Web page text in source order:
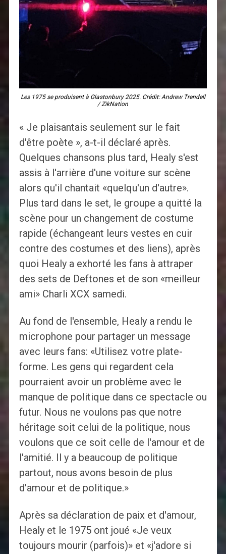
Les 1975 se produisent à Glastonbury 2025. Crédit: Andrew Trendell
/ ZikNation
« Je plaisantais seulement sur le fait
d'être poète », a-t-il déclaré après.
Quelques chansons plus tard, Healy s'est
assis à l'arrière d'une voiture sur scène
alors qu'il chantait «quelqu'un d'autre».
Plus tard dans le set, le groupe a quitté la
scène pour un changement de costume
rapide (échangeant leurs vestes en cuir
contre des costumes et des liens), après
quoi Healy a exhorté les fans à attraper
des sets de Deftones et de son «meilleur
ami» Charli XCX samedi.
Au fond de l'ensemble, Healy a rendu le
microphone pour partager un message
avec leurs fans: «Utilisez votre plate-
forme. Les gens qui regardent cela
pourraient avoir un problème avec le
manque de politique dans ce spectacle ou
futur. Nous ne voulons pas que notre
héritage soit celui de la politique, nous
voulons que ce soit celle de l'amour et de
l'amitié. Il y a beaucoup de politique
partout, nous avons besoin de plus
d'amour et de politique.»
Après sa déclaration de paix et d'amour,
Healy et le 1975 ont joué «Je veux
toujours mourir (parfois)» et «j'adore si